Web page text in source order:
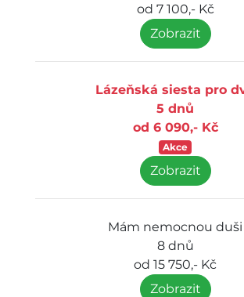
od 7 100,- Kč
Zobrazit
Lázeňská siesta pro
5 dnů
od 6 090,- Kč
Akce
Zobrazit
Mám nemocnou duši
8 dnů
od 15 750,- Kč
Zobrazit